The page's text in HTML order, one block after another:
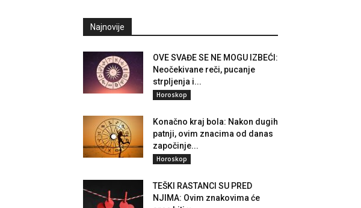
Najnovije
OVE SVAĐE SE NE MOGU IZBEĆI:
Neočekivane reči, pucanje
strpljenja i...
Horoskop
Konačno kraj bola: Nakon dugih
patnji, ovim znacima od danas
započinje...
Horoskop
TEŠKI RASTANCI SU PRED
NJIMA: Ovim znakovima će